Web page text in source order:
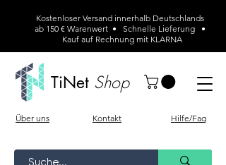
Kostenloser Versand innerhalb Deutschlands
ab 150 € Warenwert • Schnelle Lieferung •
Kauf auf Rechnung mit KLARNA
TiNet Shop
Über uns Kontakt Hilfe/Faq